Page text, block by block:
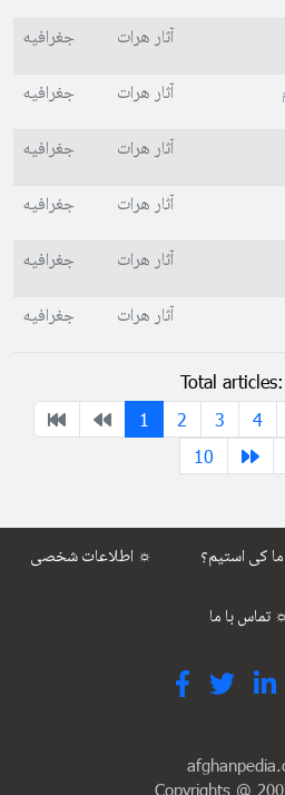
آثار هرات
جغرافیه
آثار هرات
جغرافیه
آثار هرات
جغرافیه
آثار هرات
جغرافیه
آثار هرات
جغرافیه
آثار هرات جغرافیه
Total
1
2 3 4
10
اطلاعات شخصی ☼
ما ☼
Copyrights @